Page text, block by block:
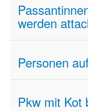
werden
Personen
Pkw mit Kot